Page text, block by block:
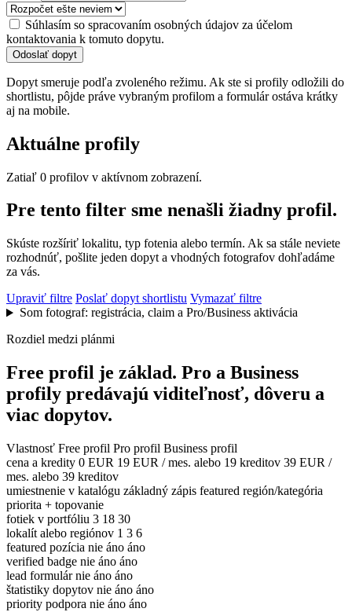
Súhlasím so spracovaním osobných údajov za účelom
kontaktovania k tomuto dopytu.
Odoslať dopyt
Dopyt smeruje podľa zvoleného režimu. Ak ste si profily odložili do
shortlistu, pôjde práve vybraným profilom a formulár ostáva krátky
aj na mobile.
Aktuálne profily
Zatiaľ 0 profilov v aktívnom zobrazení.
Pre tento filter sme nenašli žiadny profil.
Skúste rozšíriť lokalitu, typ fotenia alebo termín. Ak sa stále neviete
rozhodnúť, pošlite jeden dopyt a vhodných fotografov dohľadáme
za vás.
Upraviť filtre Poslať dopyt shortlistu Vymazať filtre
Som fotograf: registrácia, claim a Pro/Business aktivácia
Rozdiel medzi plánmi
Free profil je základ. Pro a Business
profily predávajú viditeľnosť, dôveru a
viac dopytov.
Vlastnosť Free profil Pro profil Business profil
cena a kredity 0 EUR 19 EUR / mes. alebo 19 kreditov 39 EUR /
mes. alebo 39 kreditov
umiestnenie v katalógu základný zápis featured región/kategória
priorita + topovanie
fotiek v portfóliu 3 18 30
lokalít alebo regiónov 1 3 6
featured pozícia nie áno áno
verified badge nie áno áno
lead formulár nie áno áno
štatistiky dopytov nie áno áno
priority podpora nie áno áno